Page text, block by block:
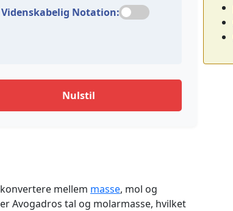
Notation:
Nulstil
mellem masse, mol og
Avogadros tal og molarmasse, hvilket